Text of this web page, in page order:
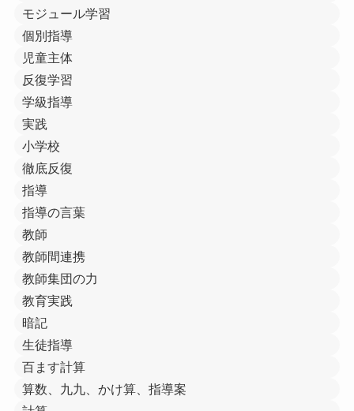
モジュール学習
個別指導
児童主体
反復学習
学級指導
実践
小学校
徹底反復
指導
指導の言葉
教師
教師間連携
教師集団の力
教育実践
暗記
生徒指導
百ます計算
算数、九九、かけ算、指導案